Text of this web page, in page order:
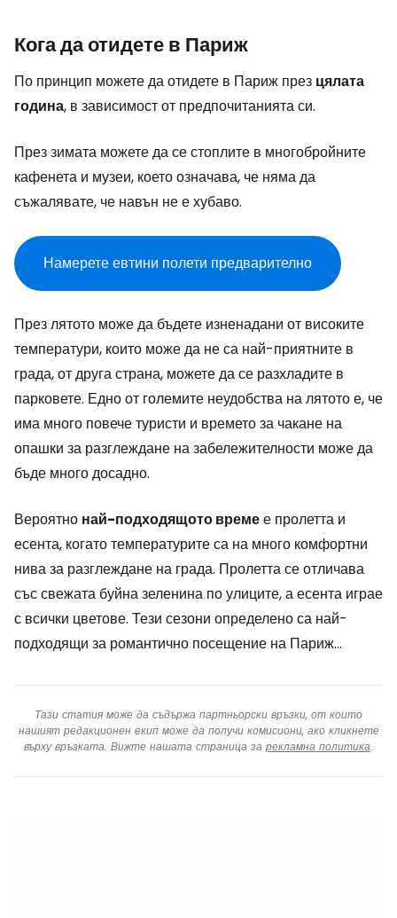
Кога да отидете в Париж
По принцип можете да отидете в Париж през цялата
година, в зависимост от предпочитанията си.
През зимата можете да се стоплите в многобройните
кафенета и музеи, което означава, че няма да
съжалявате, че навън не е хубаво.
Намерете евтини полети предварително
През лятото може да бъдете изненадани от високите
температури, които може да не са най-приятните в
града, от друга страна, можете да се разхладите в
парковете. Едно от големите неудобства на лятото е, че
има много повече туристи и времето за чакане на
опашки за разглеждане на забележителности може да
бъде много досадно.
Вероятно най-подходящото времее пролетта и
есента, когато температурите са на много комфортни
нива за разглеждане на града. Пролетта се отличава
със свежата буйна зеленина по улиците, а есента играе
с всички цветове. Тези сезони определено са най-
подходящи за романтично посещение на Париж...
Тази статия може да съдържа партньорски връзки, от които
нашият редакционен екип може да получи комисиони, ако кликнете
върху връзката. Вижте нашата страница за рекламна политика.